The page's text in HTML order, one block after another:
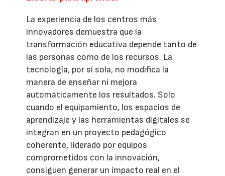
La experiencia de los centros más
innovadores demuestra que la
transformación educativa depende tanto de
las personas como de los recursos. La
tecnología, por sí sola, no modifica la
manera de enseñar ni mejora
automáticamente los resultados. Solo
cuando el equipamiento, los espacios de
aprendizaje y las herramientas digitales se
integran en un proyecto pedagógico
coherente, liderado por equipos
comprometidos con la innovación,
consiguen generar un impacto real en el